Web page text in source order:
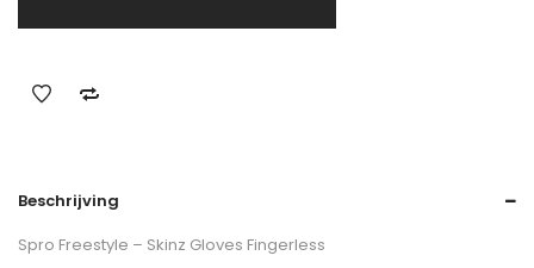
Beschrijving
Spro Freestyle – Skinz Gloves Fingerless